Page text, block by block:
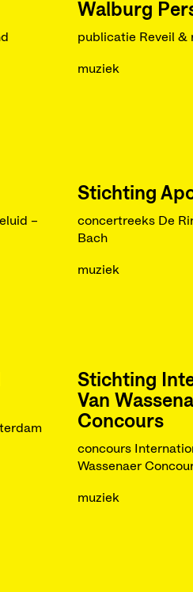
Walburg
publicatie Reveil &
muziek
–
Stichting
concertreeks De
Bach
muziek
Stichting
Van
Concours
concours
Wassenaer
muziek